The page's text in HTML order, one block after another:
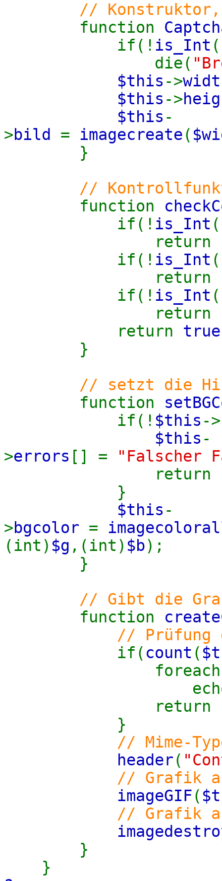
// Konstruktor,
function
if(! is_Int (
die(
$this ->
$this ->
$this -
>bild = imagecreate(
}
//
function
if(! is_Int (
return
if(! is_Int (
return
if(! is_Int (
return
return true
}
// setzt die
function
if(! $this ->
$this -
>errors [] =
"Falscher
return
}
$this -
>bgcolor =
(int) $g ,(int) $b);
}
// Gibt die
function
// Prüfung
if( count (
return
}
// Mime-
header(
// Grafik
imageGIF(
// Grafik
}
}